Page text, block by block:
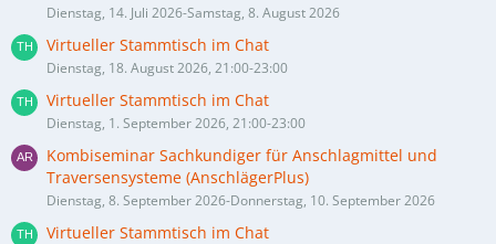
Dienstag, 14. Juli 2026-Samstag, 8. August 2026
Virtueller Stammtisch im Chat
Dienstag, 18. August 2026, 21:00-23:00
Virtueller Stammtisch im Chat
Dienstag, 1. September 2026, 21:00-23:00
Kombiseminar Sachkundiger für Anschlagmittel und
Traversensysteme (AnschlägerPlus)
Dienstag, 8. September 2026-Donnerstag, 10. September 2026
Virtueller Stammtisch im Chat